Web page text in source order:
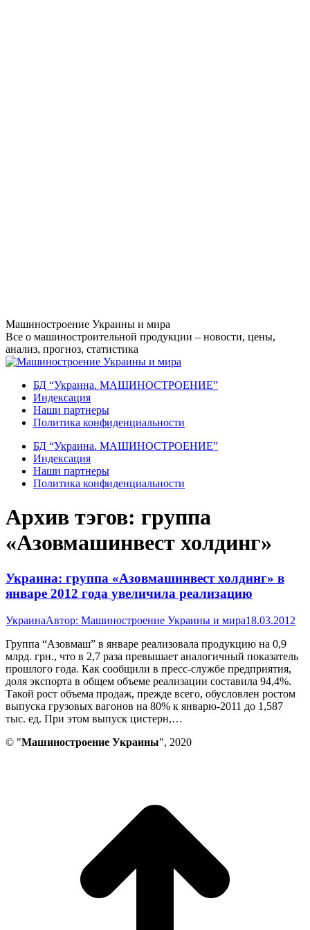
Перейти
к
содержанию
Машиностроение Украины и мира
Все о машиностроительной продукции – новости, цены,
анализ, прогноз, статистика
БД “Украина. МАШИНОСТРОЕНИЕ”
Индекcация
Наши партнеры
Политика конфиденциальности
БД “Украина. МАШИНОСТРОЕНИЕ”
Индекcация
Наши партнеры
Политика конфиденциальности
Архив тэгов: группа
«Азовмашинвест холдинг»
Украина: группа «Азовмашинвест холдинг» в
январе 2012 года увеличила реализацию
УкраинаАвтор: Машиностроение Украины и мира18.03.2012
Группа “Азовмаш” в январе реализовала продукцию на 0,9
млрд. грн., что в 2,7 раза превышает аналогичный показатель
прошлого года. Как сообщили в пресс-службе предприятия,
доля экспорта в общем объеме реализации составила 94,4%.
Такой рост объема продаж, прежде всего, обусловлен ростом
выпуска грузовых вагонов на 80% к январю-2011 до 1,587
тыс. ед. При этом выпуск цистерн,…
© "Машиностроение Украины", 2020